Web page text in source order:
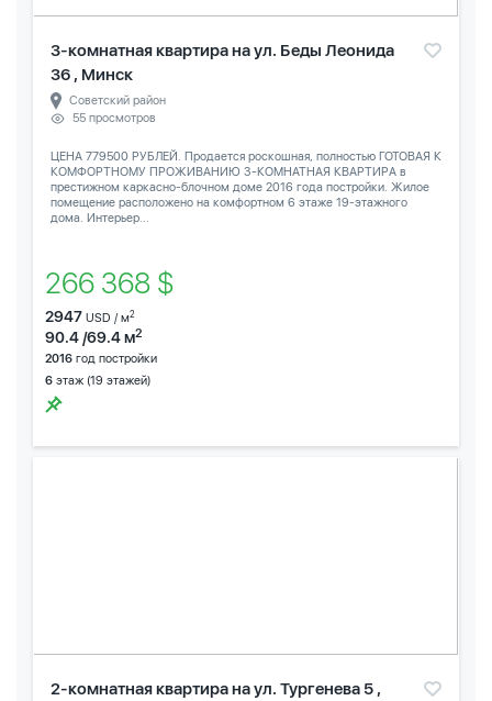
3-комнатная квартира на ул. Беды Леонида
36 , Минск
Советский район
55 просмотров
ЦЕНА 779500 РУБЛЕЙ. Продается роскошная, полностью ГОТОВАЯ К
КОМФОРТНОМУ ПРОЖИВАНИЮ 3-КОМНАТНАЯ КВАРТИРА в
престижном каркасно-блочном доме 2016 года постройки. Жилое
помещение расположено на комфортном 6 этаже 19-этажного
дома. Интерьер...
266 368 $
2947 USD / м2
90.4 /69.4 м2
2016 год постройки
6 этаж (19 этажей)
2-комнатная квартира на ул. Тургенева 5 ,